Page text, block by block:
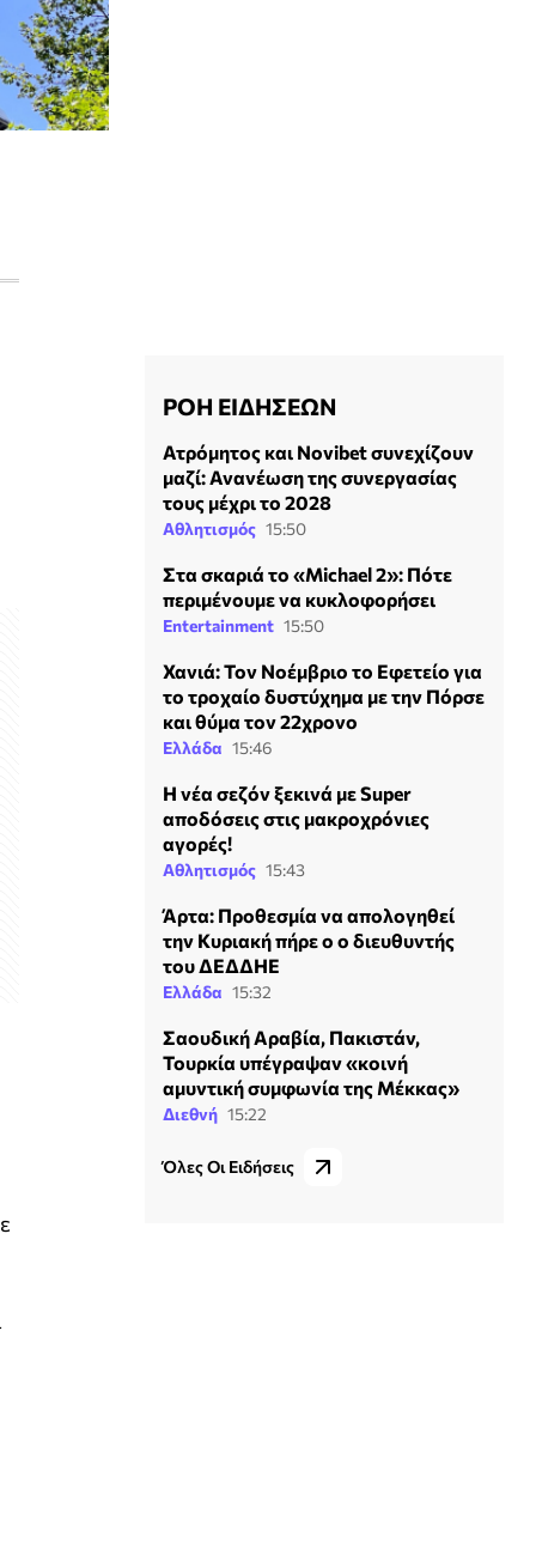
ΡΟΗ ΕΙΔΗΣΕΩΝ
Ατρόμητος και Novibet συνεχίζουν
μαζί: Ανανέωση της συνεργασίας
τους μέχρι το 2028
Αθλητισμός 15:50
Στα σκαριά το «Michael 2»: Πότε
περιμένουμε να κυκλοφορήσει
Entertainment 15:50
Χανιά: Τον Νοέμβριο το Εφετείο για
το τροχαίο δυστύχημα με την Πόρσε
και θύμα τον 22χρονο
Ελλάδα 15:46
Η νέα σεζόν ξεκινά με Super
αποδόσεις στις μακροχρόνιες
αγορές!
Αθλητισμός 15:43
Άρτα: Προθεσμία να απολογηθεί
την Κυριακή πήρε ο ο διευθυντής
του ΔΕΔΔΗΕ
Ελλάδα 15:32
Σαουδική Αραβία, Πακιστάν,
Τουρκία υπέγραψαν «κοινή
αμυντική συμφωνία της Μέκκας»
Διεθνή 15:22
Όλες Οι Ειδήσεις